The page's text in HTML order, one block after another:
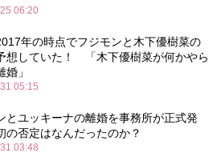
06:20
年の時点でフジモンと木下優樹菜の
想していた！ 「木下優樹菜が何かやら
」
05:15
とユッキーナの離婚を事務所が正式発
否定はなんだったのか？
03:48